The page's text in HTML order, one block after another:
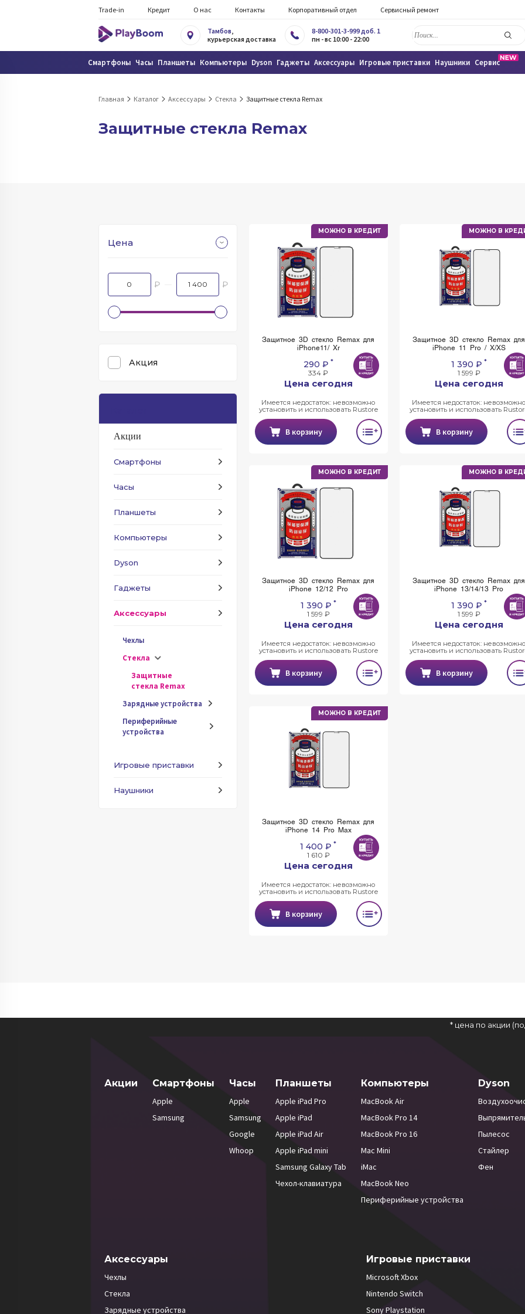
Trade-in Кредит О нас Контакты Корпоративный отдел Сервисный ремонт
Тамбов,
курьерская доставка
8-800-301-3-999 доб. 1
пн - вс 10:00 - 22:00
Смартфоны Часы Планшеты Компьютеры Dyson Гаджеты Аксессуары Игровые приставки Наушники Сервис
Главная Каталог Аксессуары Стекла Защитные стекла Remax
Защитные стекла Remax
Цена
₽ ₽
Акция
Акции
Смартфоны
Часы
Планшеты
Компьютеры
Dyson
Гаджеты
Аксессуары
Чехлы
Стекла
Защитные
стекла Remax
Зарядные устройства
Периферийные
устройства
Игровые приставки
Наушники
МОЖНО В КРЕДИТ
Защитное 3D стекло Remax для
iPhone11/ Xr
290 ₽ *
334 ₽
Цена сегодня
Имеется недостаток: невозможно
установить и использовать Rustore
В корзину
МОЖНО В
Защитное 3D стекло Remax для
iPhone 11 Pro / X/XS
1 390 ₽ *
1 599 ₽
Цена сегодня
Имеется недостаток: невозможно
установить и использовать
В корзину
МОЖНО В КРЕДИТ
Защитное 3D стекло Remax для
iPhone 12/12 Pro
1 390 ₽ *
1 599 ₽
Цена сегодня
Имеется недостаток: невозможно
установить и использовать Rustore
В корзину
МОЖНО В
Защитное 3D стекло Remax для
iPhone 13/14/13 Pro
1 390 ₽ *
1 599 ₽
Цена сегодня
Имеется недостаток: невозможно
установить и использовать
В корзину
МОЖНО В КРЕДИТ
Защитное 3D стекло Remax для
iPhone 14 Pro Max
1 400 ₽ *
1 610 ₽
Цена сегодня
Имеется недостаток: невозможно
установить и использовать Rustore
В корзину
* цена по акции
Акции Смартфоны
Apple
Samsung
Часы
Apple
Samsung
Google
Whoop
Планшеты
Apple iPad Pro
Apple iPad
Apple iPad Air
Apple iPad mini
Samsung Galaxy Tab
Чехол-клавиатура
Компьютеры
MacBook Air
MacBook Pro 14
MacBook Pro 16
Mac Mini
iMac
MacBook Neo
Периферийные устройства
Dyson
Пылесос
Стайлер
Фен
Аксессуары
Чехлы
Стекла
Зарядные устройства
Игровые приставки
Microsoft Xbox
Nintendo Switch
Sony Playstation